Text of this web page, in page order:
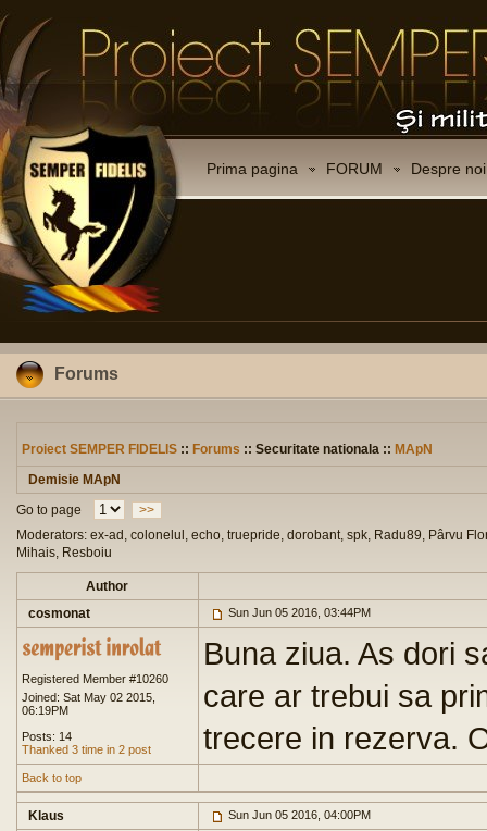
Prima pagina FORUM Despre noi
Forums
Proiect SEMPER FIDELIS :: Forums :: Securitate nationala :: MApN
Demisie MApN
Go to page
>>
Moderators: ex-ad, colonelul, echo, truepride, dorobant, spk, Radu89, Pârvu
Mihais, Resboiu
Author
cosmonat
Sun Jun 05 2016, 03:44PM
Registered Member #10260
Joined: Sat May 02 2015,
06:19PM
Posts: 14
Thanked 3 time in 2 post
Buna ziua. As dori
care ar trebui sa
trecere in rezerva.
Back to top
Klaus Sun Jun 05 2016, 04:00PM